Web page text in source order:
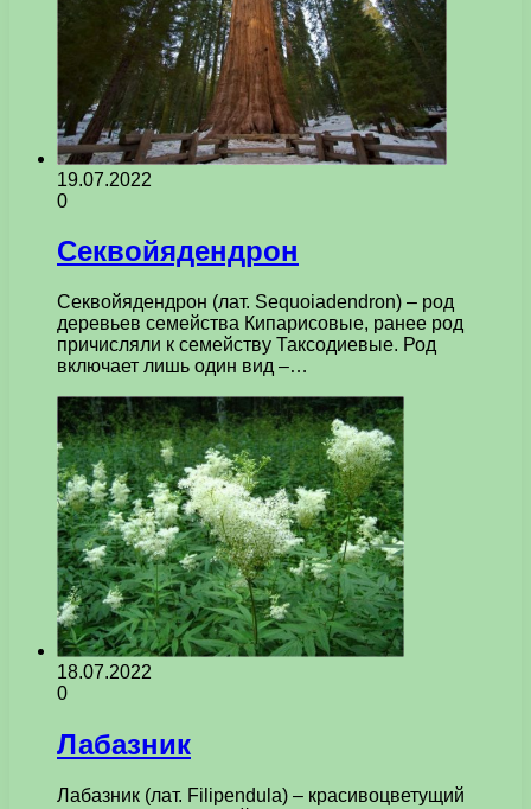
19.07.2022
0
Секвойядендрон
Секвойядендрон (лат. Sequoiadendron) – род
деревьев семейства Кипарисовые, ранее род
причисляли к семейству Таксодиевые. Род
включает лишь один вид –…
18.07.2022
0
Лабазник
Лабазник (лат. Filipendula) – красивоцветущий